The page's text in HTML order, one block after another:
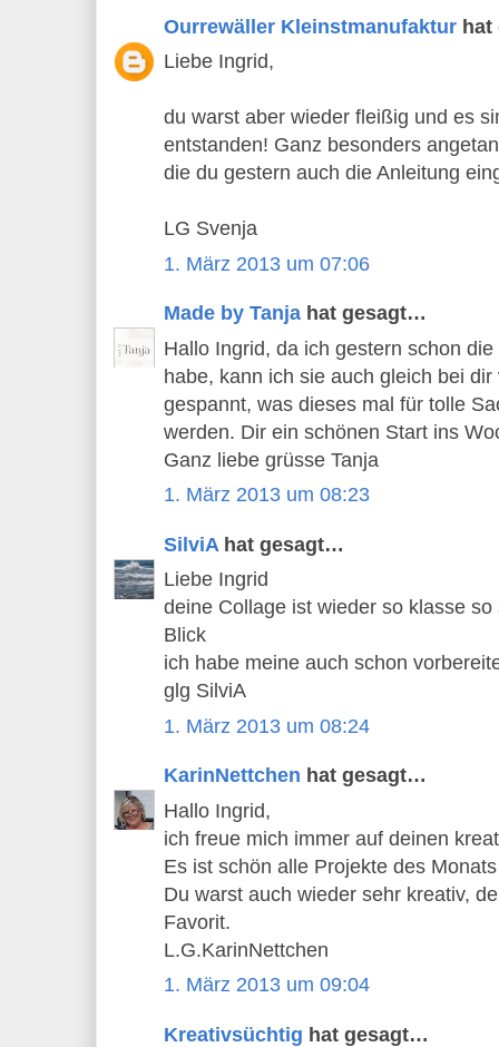
Ourrewäller Kleinstmanufaktur
Liebe Ingrid,
du warst aber wieder fleißig und es
entstanden! Ganz besonders
die du gestern auch die Anleitung
LG Svenja
1. März 2013 um 07:06
Made by Tanja hat gesagt…
Hallo Ingrid, da ich gestern schon
habe, kann ich sie auch gleich bei
gespannt, was dieses mal für tolle
werden. Dir ein schönen Start ins
Ganz liebe grüsse Tanja
1. März 2013 um 08:23
SilviA hat gesagt…
Liebe Ingrid
deine Collage ist wieder so klasse
Blick
ich habe meine auch schon
glg SilviA
1. März 2013 um 08:24
KarinNettchen hat gesagt…
Hallo Ingrid,
ich freue mich immer auf deinen
Es ist schön alle Projekte des
Du warst auch wieder sehr kreativ,
Favorit.
L.G.KarinNettchen
1. März 2013 um 09:04
Kreativsüchtig hat gesagt…